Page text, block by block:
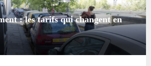
: les tarifs qui changent en